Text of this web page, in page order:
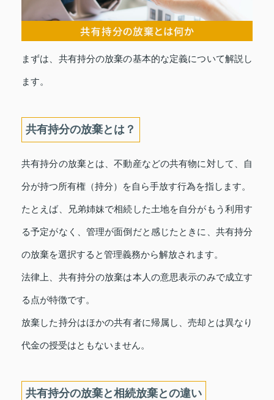
まずは、共有持分の放棄の基本的な定義について解説し
ます。
共有持分の放棄とは？
共有持分の放棄とは、不動産などの共有物に対して、自
分が持つ所有権（持分）を自ら手放す行為を指します。
たとえば、兄弟姉妹で相続した土地を自分がもう利用す
る予定がなく、管理が面倒だと感じたときに、共有持分
の放棄を選択すると管理義務から解放されます。
法律上、共有持分の放棄は本人の意思表示のみで成立す
る点が特徴です。
放棄した持分はほかの共有者に帰属し、売却とは異なり
代金の授受はともないません。
共有持分の放棄と相続放棄との違い